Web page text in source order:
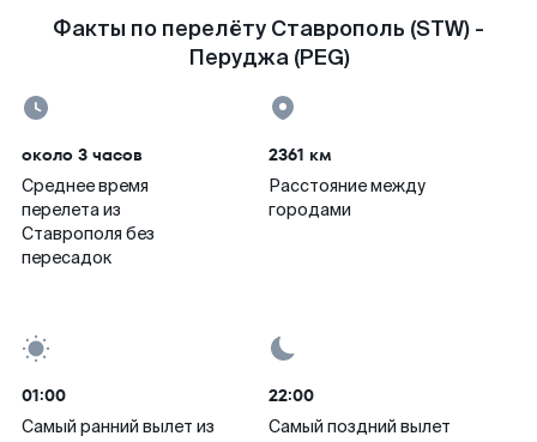
Факты по перелёту Ставрополь (STW) -
Перуджа (PEG)
около 3 часов
Среднее время
перелета из
Ставрополя без
пересадок
2361 км
Расстояние между
городами
01:00
Самый ранний вылет из
22:00
Самый поздний вылет